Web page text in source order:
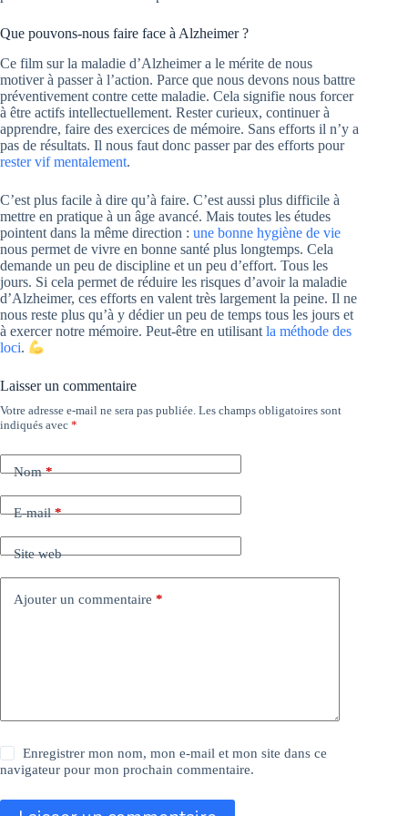
Que pouvons-nous faire face à Alzheimer ?
Ce film sur la maladie d’Alzheimer a le mérite de nous
motiver à passer à l’action. Parce que nous devons nous battre
préventivement contre cette maladie. Cela signifie nous forcer
à être actifs intellectuellement. Rester curieux, continuer à
apprendre, faire des exercices de mémoire. Sans efforts il n’y a
pas de résultats. Il nous faut donc passer par des efforts pour
rester vif mentalement.
C’est plus facile à dire qu’à faire. C’est aussi plus difficile à
mettre en pratique à un âge avancé. Mais toutes les études
pointent dans la même direction : une bonne hygiène de vie
nous permet de vivre en bonne santé plus longtemps. Cela
demande un peu de discipline et un peu d’effort. Tous les
jours. Si cela permet de réduire les risques d’avoir la maladie
d’Alzheimer, ces efforts en valent très largement la peine. Il ne
nous reste plus qu’à y dédier un peu de temps tous les jours et
à exercer notre mémoire. Peut-être en utilisant la méthode des
loci.
Laisser un commentaire
Votre adresse e-mail ne sera pas publiée. Les champs obligatoires sont
indiqués avec *
Nom*
E-mail*
Site web
Ajouter un commentaire *
Enregistrer mon nom, mon e-mail et mon site dans ce
navigateur pour mon prochain commentaire.